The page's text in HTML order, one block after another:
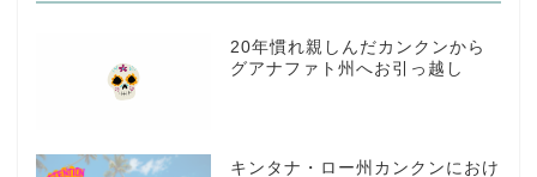
20年慣れ親しんだカンクンから
グアナファト州へお引っ越し
キンタナ・ロー州カンクンにおけ